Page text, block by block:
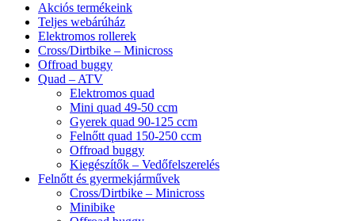
Akciós termékeink
Teljes webárúház
Elektromos rollerek
Cross/Dirtbike – Minicross
Offroad buggy
Quad – ATV
Elektromos quad
Mini quad 49-50 ccm
Gyerek quad 90-125 ccm
Felnőtt quad 150-250 ccm
Offroad buggy
Kiegészítők – Vedőfelszerelés
Felnőtt és gyermekjárművek
Cross/Dirtbike – Minicross
Minibike